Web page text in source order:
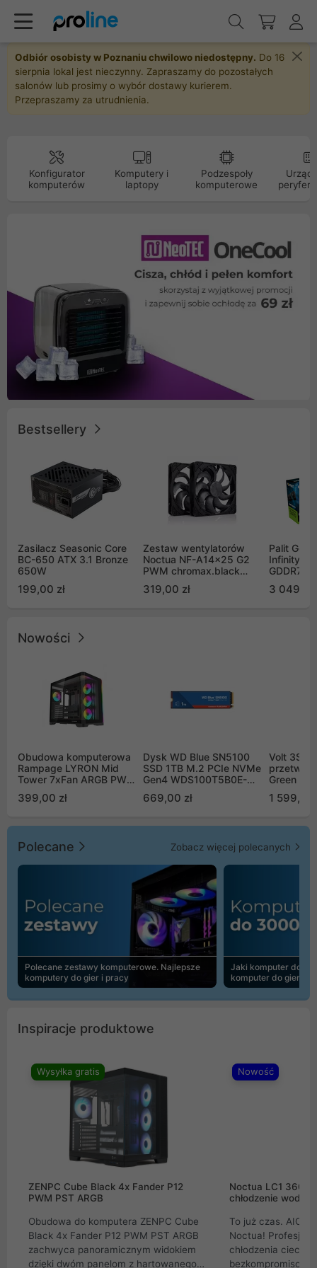
Odbiór osobisty w Poznaniu chwilowo niedostępny. Do 16
sierpnia lokal jest nieczynny. Zapraszamy do pozostałych
salonów lub prosimy o wybór dostawy kurierem.
Przepraszamy za utrudnienia.
Konfigurator
komputerów
Komputery i
laptopy
Podzespoły
komputerowe
Bestsellery
Zasilacz Seasonic Core
BC-650 ATX 3.1 Bronze
650W
199,00 zł
Zestaw wentylatorów
Noctua NF-A14x25 G2
PWM chromax.black
Push Pull (2szt)
319,00 zł
Palit
Infinity 3
GDDR7
GB2050S)
3 049,00
Nowości
Obudowa komputerowa
Rampage LYRON Mid
Tower 7xFan ARGB PWM
399,00 zł
Dysk WD Blue SN5100
SSD 1TB M.2 PCIe NVMe
Gen4 WDS100T5B0E-
669,00 zł
Volt
Green
1 599,00
Polecane Zobacz więcej polecanych
Polecane zestawy komputerowe. Najlepsze
komputery do gier i pracy
Jaki komputer do
komputer do gier |
Inspiracje produktowe
Wysyłka gratis
ZENPC Cube Black 4x Fander P12
PWM PST ARGB
Obudowa do komputera ZENPC Cube
Black 4x Fander P12 PWM PST ARGB
zachwyca panoramicznym widokiem
dzięki dwóm panelom z hartowanego
Nowość
Noctua LC1
chłodzenie wodne
To już czas. AIO
Noctua!
chłodzenia cieczą